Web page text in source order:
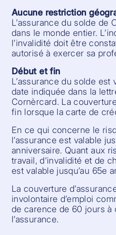
Aucune restriction
L’assurance du solde de
dans le monde entier.
l’invalidité doit être
autorisé à exercer sa
Début et fin
L’assurance du solde est
date indiquée dans la
Cornèrcard. La
fin lorsque la carte de
En ce qui concerne le
l’assurance est valable
anniversaire. Quant aux
travail, d’invalidité et de
est valable jusqu’au 65e
La couverture
involontaire d’emploi
de carence de 60 jours à
l’assurance.